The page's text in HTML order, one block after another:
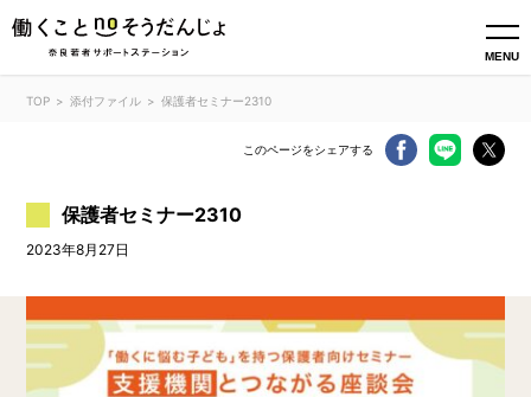
MENU
TOP 添付ファイル 保護者セミナー2310
このページをシェアする
保護者セミナー2310
2023年8月27日